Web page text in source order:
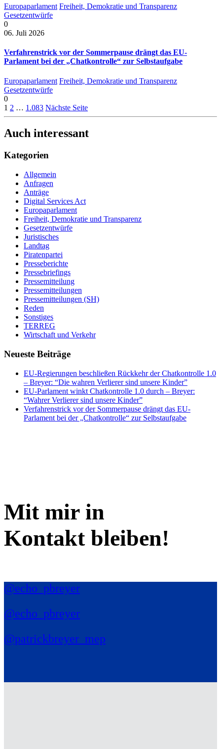
Europaparlament Freiheit, Demokratie und Transparenz
Gesetzentwürfe
0
06. Juli 2026
Verfahrenstrick vor der Sommerpause drängt das EU-
Parlament bei der „Chatkontrolle“ zur Selbstaufgabe
Europaparlament Freiheit, Demokratie und Transparenz
Gesetzentwürfe
0
1 2 … 1.083 Nächste Seite
Auch interessant
Kategorien
Allgemein
Anfragen
Anträge
Digital Services Act
Europaparlament
Freiheit, Demokratie und Transparenz
Gesetzentwürfe
Juristisches
Landtag
Piratenpartei
Presseberichte
Pressebriefings
Pressemitteilung
Pressemitteilungen
Pressemitteilungen (SH)
Reden
Sonstiges
TERREG
Wirtschaft und Verkehr
Neueste Beiträge
EU-Regierungen beschließen Rückkehr der Chatkontrolle 1.0
– Breyer: “Die wahren Verlierer sind unsere Kinder”
EU-Parlament winkt Chatkontrolle 1.0 durch – Breyer:
“Wahrer Verlierer sind unsere Kinder”
Verfahrenstrick vor der Sommerpause drängt das EU-
Parlament bei der „Chatkontrolle“ zur Selbstaufgabe
Mit mir in
Kontakt bleiben!
@echo_pbreyer
@echo_pbreyer
@patrickbreyer_mep